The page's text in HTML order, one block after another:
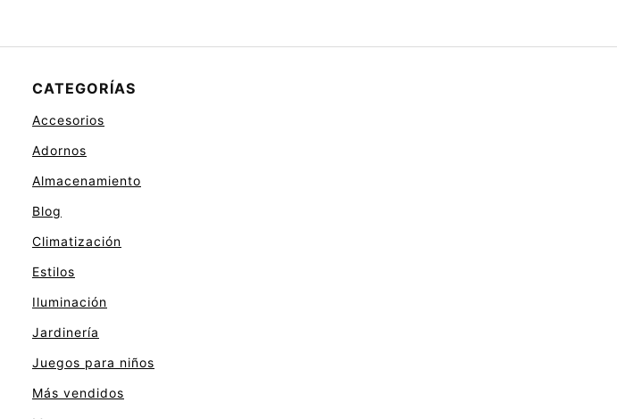
CATEGORÍAS
Accesorios
Adornos
Almacenamiento
Blog
Climatización
Estilos
Iluminación
Jardinería
Juegos para niños
Más vendidos